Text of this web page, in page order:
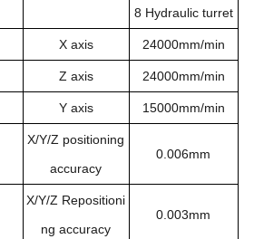
8 Hydraulic turret
X axis 24000mm/min
Z axis 24000mm/min
Y axis 15000mm/min
X/Y/Z positioning
accuracy
0.006mm
X/Y/Z Repositioni
ng accuracy
0.003mm